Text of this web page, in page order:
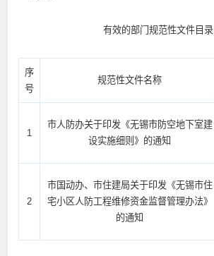
有效的部门规范性文件目录
序
号
规范性文件名称
1
市人防办关于印发《无锡市防空地下室建
设实施细则》的通知
2
市国动办、市住建局关于印发《无锡市住
宅小区人防工程维修资金监督管理办法》
的通知